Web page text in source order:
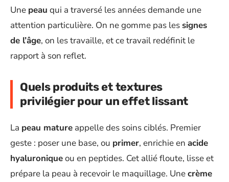
Une peau qui a traversé les années demande une
attention particulière. On ne gomme pas les signes
de l’âge, on les travaille, et ce travail redéfinit le
rapport à son reflet.
Quels produits et textures
privilégier pour un effet lissant
La peau mature appelle des soins ciblés. Premier
geste : poser une base, ou primer, enrichie en acide
hyaluroniqueou en peptides. Cet allié floute, lisse et
prépare la peau à recevoir le maquillage. Unecrème